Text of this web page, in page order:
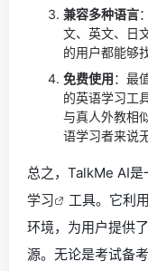
兼容多种语言
文、英文、日
的用户都能够
免费使用：最
的英语学习工
与真人外教相
语学习者来说
总之，TalkMe AI
学习
工具。它利
环境，为用户提供
源。无论是考试备